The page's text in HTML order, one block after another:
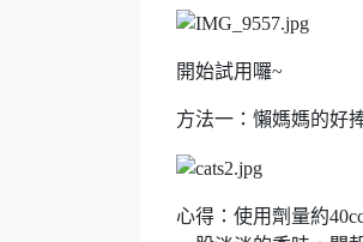
開始試用囉~
方法一：懶媽媽的好
心得：使用劑量約